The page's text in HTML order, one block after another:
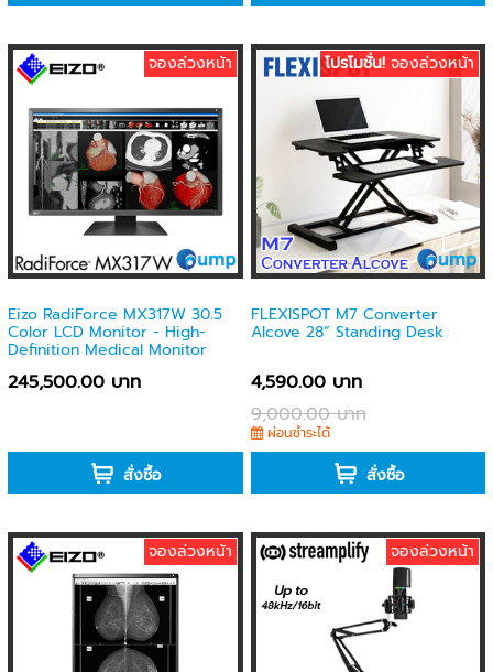
จองล่วงหน้า
Eizo RadiForce MX317W 30.5
Color LCD Monitor - High-
Definition Medical Monitor
245,500.00 บาท
สั่งซื้อ
โปรโมชั่น!จองล่วงหน้า
FLEXISPOT M7 Converter
Alcove 28” Standing Desk
4,590.00 บาท
9,000.00 บาท
ผ่อนชำระได้
สั่งซื้อ
จองล่วงหน้า จองล่วงหน้า